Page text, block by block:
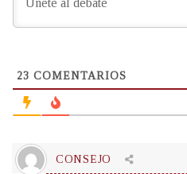
23 COMENTARIOS
CONSEJO